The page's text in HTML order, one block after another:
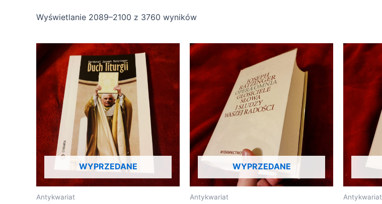
Wyświetlanie 2089–2100 z 3760 wyników
WYPRZEDANE
Antykwariat
WYPRZEDANE
Antykwariat Antykwariat